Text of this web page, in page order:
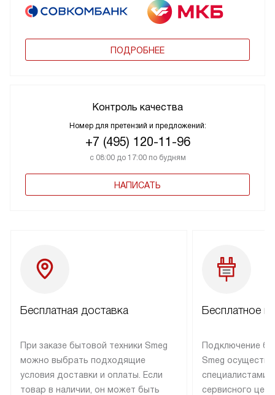
ПОДРОБНЕЕ
Контроль качества
Номер для претензий и предложений:
+7 (495) 120-11-96
с 08:00 до 17:00 по будням
НАПИСАТЬ
Бесплатная доставка
При заказе бытовой техники Smeg
можно выбрать подходящие
условия доставки и оплаты. Если
товар в наличии, он может быть
Бесплатное
Подключение
Smeg
специалистами
сервисного